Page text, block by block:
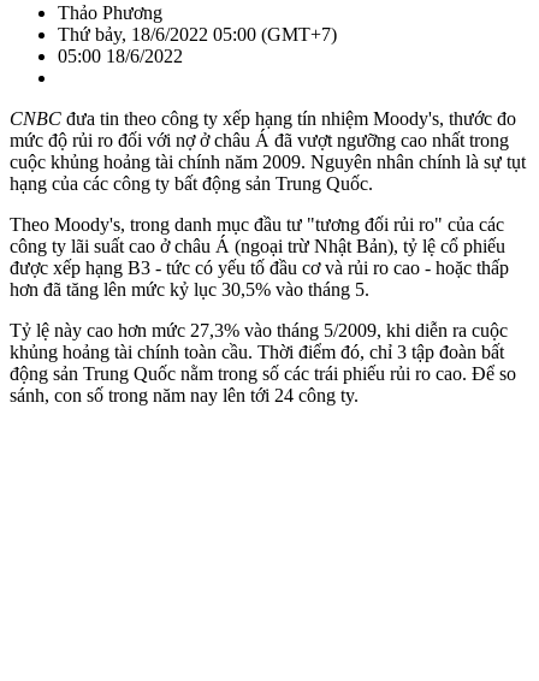
Thảo Phương
Thứ bảy, 18/6/2022 05:00 (GMT+7)
05:00 18/6/2022
CNBC đưa tin theo công ty xếp hạng tín nhiệm Moody's, thước đo
mức độ rủi ro đối với nợ ở châu Á đã vượt ngưỡng cao nhất trong
cuộc khủng hoảng tài chính năm 2009. Nguyên nhân chính là sự tụt
hạng của các công ty bất động sản Trung Quốc.
Theo Moody's, trong danh mục đầu tư "tương đối rủi ro" của các
công ty lãi suất cao ở châu Á (ngoại trừ Nhật Bản), tỷ lệ cổ phiếu
được xếp hạng B3 - tức có yếu tố đầu cơ và rủi ro cao - hoặc thấp
hơn đã tăng lên mức kỷ lục 30,5% vào tháng 5.
Tỷ lệ này cao hơn mức 27,3% vào tháng 5/2009, khi diễn ra cuộc
khủng hoảng tài chính toàn cầu. Thời điểm đó, chỉ 3 tập đoàn bất
động sản Trung Quốc nằm trong số các trái phiếu rủi ro cao. Để so
sánh, con số trong năm nay lên tới 24 công ty.